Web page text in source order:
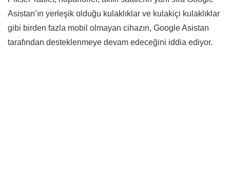
Asistan’ın yerleşik olduğu kulaklıklar ve kulakiçi kulaklıklar
gibi birden fazla mobil olmayan cihazın, Google Asistan
tarafından desteklenmeye devam edeceğini iddia ediyor.